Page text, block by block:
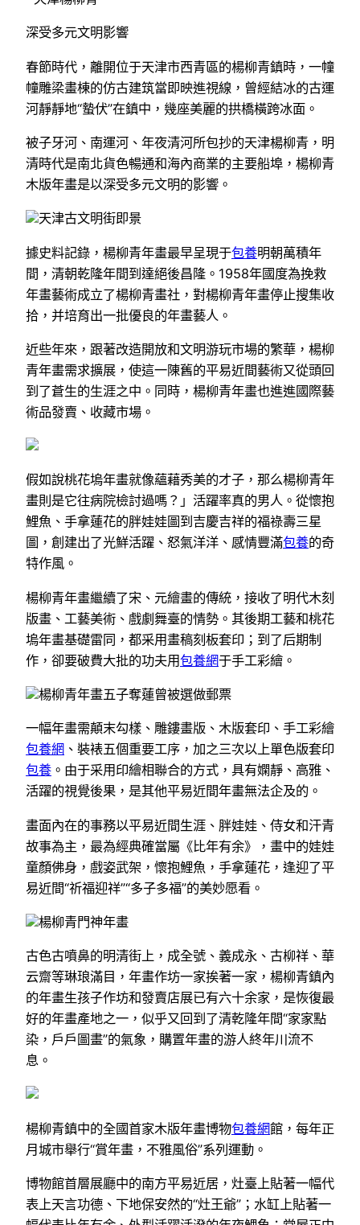
深受多元文明影響
春節時代，離開位于天津市西青區的楊柳青鎮時，一幢
幢雕梁畫棟的仿古建筑當即映進視線，曾經結冰的古運
河靜靜地“蟄伏”在鎮中，幾座美麗的拱橋橫跨冰面。
被子牙河、南運河、年夜清河所包抄的天津楊柳青，明
清時代是南北貨色暢通和海內商業的主要船埠，楊柳青
木版年畫是以深受多元文明的影響。
天津古文明街即景
據史料記錄，楊柳青年畫最早呈現于包養明朝萬積年
間，清朝乾隆年間到達絕後昌隆。1958年國度為挽救
年畫藝術成立了楊柳青畫社，對楊柳青年畫停止搜集收
拾，并培育出一批優良的年畫藝人。
近些年來，跟著改造開放和文明游玩市場的繁華，楊柳
青年畫需求擴展，使這一陳舊的平易近間藝術又從頭回
到了蒼生的生涯之中。同時，楊柳青年畫也進進國際藝
術品發賣、收藏市場。
假如說桃花塢年畫就像蘊藉秀美的才子，那么楊柳青年
畫則是它往病院檢討過嗎？」活躍率真的男人。從懷抱
鯉魚、手拿蓮花的胖娃娃圖到吉慶吉祥的福祿壽三星
圖，創建出了光鮮活躍、怒氣洋洋、感情豐滿包養的奇
特作風。
楊柳青年畫繼續了宋、元繪畫的傳統，接收了明代木刻
版畫、工藝美術、戲劇舞臺的情勢。其後期工藝和桃花
塢年畫基礎雷同，都采用畫稿刻板套印；到了后期制
作，卻要破費大批的功夫用包養網于手工彩繪。
楊柳青年畫五子奪蓮曾被選做郵票
一幅年畫需顛末勾樣、雕鏤畫版、木版套印、手工彩繪
包養網 、裝裱五個重要工序，加之三次以上單色版套印
包養 。由于采用印繪相聯合的方式，具有嫻靜、高雅、
活躍的視覺後果，是其他平易近間年畫無法企及的。
畫面內在的事務以平易近間生涯、胖娃娃、侍女和汗青
故事為主，最為經典確當屬《比年有余》，畫中的娃娃
童顏佛身，戲姿武架，懷抱鯉魚，手拿蓮花，逢迎了平
易近間“祈福迎祥”“多子多福”的美妙愿看。
楊柳青門神年畫
古色古噴鼻的明清街上，成全號、義成永、古柳祥、華
云齋等琳琅滿目，年畫作坊一家挨著一家，楊柳青鎮內
的年畫生孩子作坊和發賣店展已有六十余家，是恢復最
好的年畫產地之一，似乎又回到了清乾隆年間“家家點
染，戶戶圖畫”的氣象，購置年畫的游人終年川流不
息。
楊柳青鎮中的全國首家木版年畫博物包養網館，每年正
月城市舉行“賞年畫，不雅風俗”系列運動。
博物館首層展廳中的南方平易近居，灶臺上貼著一幅代
表上天言功德、下地保安然的“灶王爺”；水缸上貼著一